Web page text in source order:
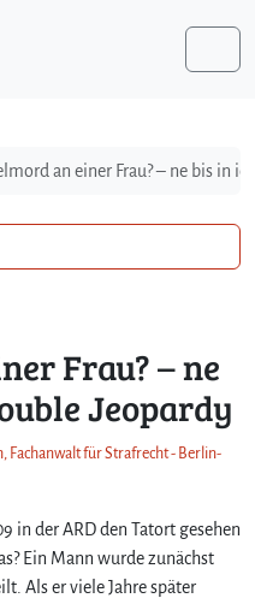
an einer Frau? – ne bis in
Frau? – ne
Jeopardy
Fachanwalt für Strafrecht - Berlin-
in der ARD den Tatort gesehen
Ein Mann wurde zunächst
Als er viele Jahre später